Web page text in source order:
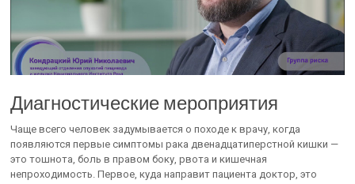
Диагностические мероприятия
Чаще всего человек задумывается о походе к врачу, когда
появляются первые симптомы рака двенадцатиперстной кишки —
это тошнота, боль в правом боку, рвота и кишечная
непроходимость. Первое, куда направит пациента доктор, это